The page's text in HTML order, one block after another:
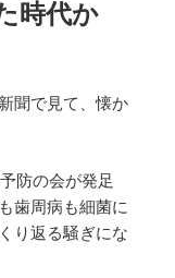
時代か
聞で見て、懐か
防の会が発足
歯周病も細菌に
り返る騒ぎにな